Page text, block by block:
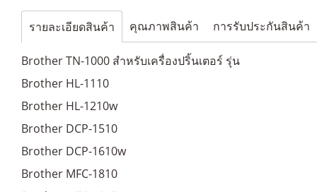
รายละเอียดสินค้า คุณภาพสินค้า การรับประกันสินค้า
Brother TN-1000 สำหรับเครื่องปริ้นเตอร์ รุ่น
Brother HL-1110
Brother HL-1210w
Brother DCP-1510
Brother DCP-1610w
Brother MFC-1810